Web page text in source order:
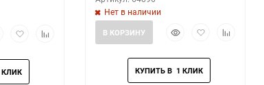
Добавить
избранное
Добавить
Нет в наличии
БыстрыйДобавить
избранное
Добавить
В КОРЗИНУ